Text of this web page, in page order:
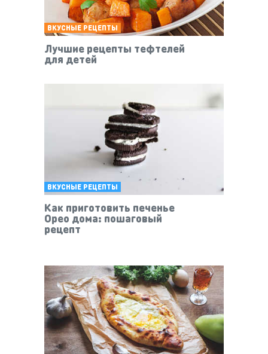
ВКУСНЫЕ РЕЦЕПТЫ
Лучшие рецепты тефтелей
для детей
ВКУСНЫЕ РЕЦЕПТЫ
Как приготовить печенье
Орео дома: пошаговый
рецепт